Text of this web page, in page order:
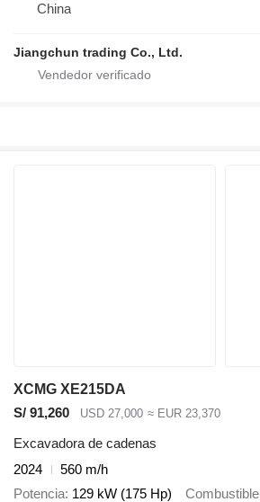
China
Jiangchun trading Co., Ltd.
XCMG XE215DA
S/ 91,260
USD 27,000 ≈ EUR 23,370
Excavadora de cadenas
2024
560 m/h
Potencia 129 kW (175 Hp) Combustible